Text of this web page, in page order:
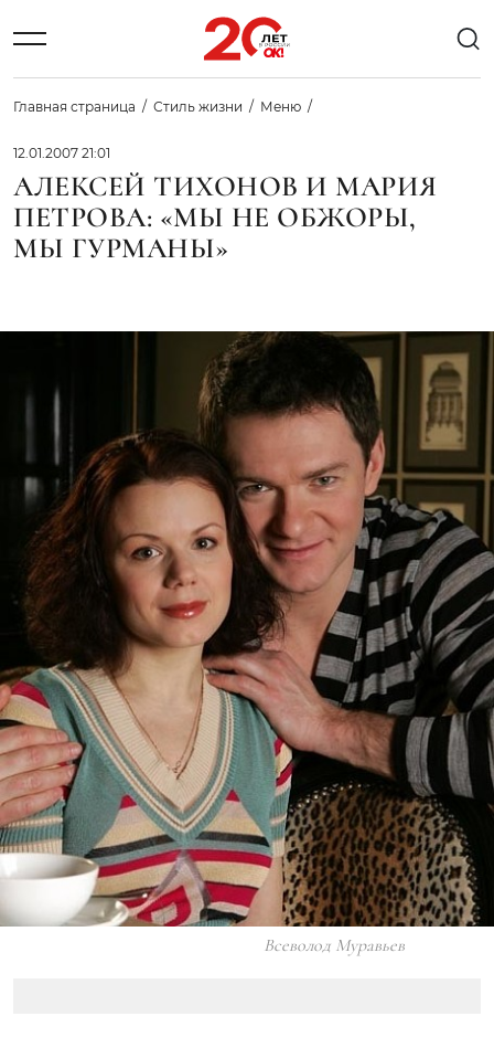
Главная страница Стиль жизни Меню
12.01.2007 21:01
АЛЕКСЕЙ ТИХОНОВ И МАРИЯ
ПЕТРОВА: «МЫ НЕ ОБЖОРЫ,
МЫ ГУРМАНЫ»
Всеволод Муравьев